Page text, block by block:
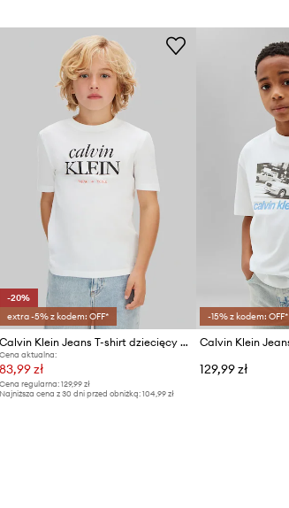
-20%
extra -5% z kodem: OFF*
Calvin Klein Jeans T-shirt dziecięcy bawełniany
Cena aktualna:
83,99 zł
Cena regularna: 129,99 zł
Najniższa cena z 30 dni przed obniżką: 104,99 zł
-15% z kodem: OFF*
129,99 zł